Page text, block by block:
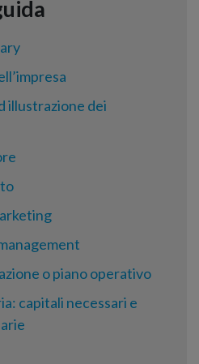
illustrazione dei
o piano operativo
capitali necessari e